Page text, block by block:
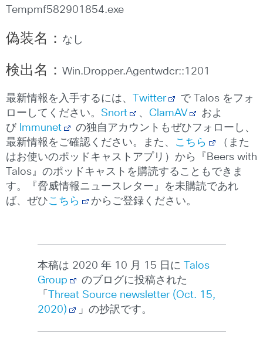
Tempmf582901854.exe
偽装名： なし
検出名： Win.Dropper.Agentwdcr::1201
最新情報を入手するには、 Twitter
で Talos をフォ
ローしてください。 Snort 、 ClamAV
およ
び Immunet
の独自アカウントもぜひフォローし、
最新情報をご確認ください。また、
こちら
（また
はお使いのポッドキャストアプリ）から『Beers with
Talos』のポッドキャストを購読することもできま
す。『脅威情報ニュースレター』を未購読であれ
ば、ぜひこちら からご登録ください。
本稿は 2020 年 10 月 15 日に
Talos
Group
のブログに投稿された
「
Threat Source newsletter (Oct. 15,
2020)
」の抄訳です。